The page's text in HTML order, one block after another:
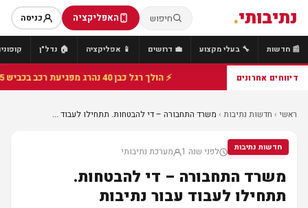
נתיבותי. חיפוש האפליקציה כניסה
📰 חדשות 🔧 בעלי מקצוע 💼 דרושים 📱 אפליקציה 🏠 נדל"ן
דיווחים אחרונים ⚡ הולך רגל כבן 40 נהרג מפגיעת רכב בכביש 25 סמוך לצומת הנשיא, מתנדבי זק"א פועלו בזירה
ראשי › חדשות נתיבות › משרד התחבורה – די להבטחות. תתחילו לעבוד ...
חדשות נתיבות
חדשות נתיבות לפני שנה 1 מערכת נתיבותי
משרד התחבורה – די להבטחות.
תתחילו לעבוד עבור נתיבות